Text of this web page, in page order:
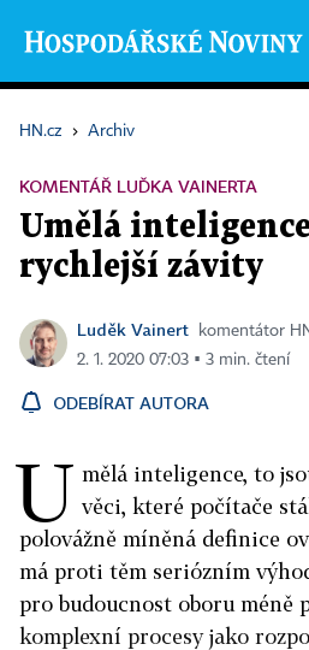
HN.cz › Archiv
KOMENTÁŘ LUĎKA VAINERTA
Umělá
rychlejší závity
Luděk Vainert
komentátor
2. 1. 2020 07:03 ▪ 3 min. čtení
ODEBÍRAT AUTORA
U mělá inteligence, to
věci, které počítače
polovážně míněná definice
má proti těm seriózním
pro budoucnost oboru méně
komplexní procesy jako